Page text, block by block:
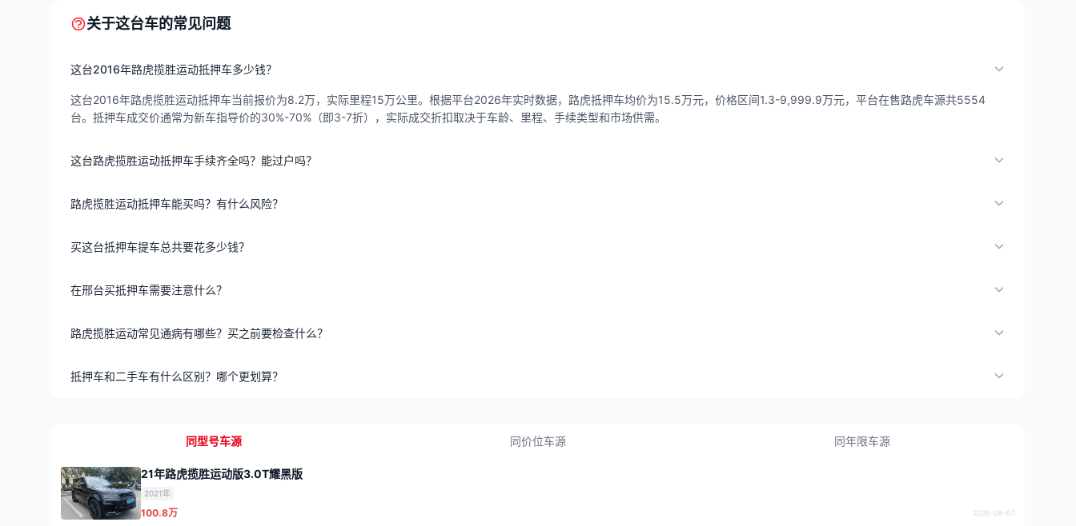
关于这台车的常见问题
这台2016年路虎揽胜运动抵押车多少钱？
这台2016年路虎揽胜运动抵押车当前报价为8.2万，实际里程15万公里。根据平台2026年实时数据，路虎抵押车均价为15.5万元，价格区间1.3-9,999.9万元，平台在售路虎车源共5554
台。抵押车成交价通常为新车指导价的30%-70%（即3-7折），实际成交折扣取决于车龄、里程、手续类型和市场供需。
这台路虎揽胜运动抵押车手续齐全吗？能过户吗？
路虎揽胜运动抵押车能买吗？有什么风险？
买这台抵押车提车总共要花多少钱？
在邢台买抵押车需要注意什么？
路虎揽胜运动常见通病有哪些？买之前要检查什么？
抵押车和二手车有什么区别？哪个更划算？
同型号车源 同价位车源 同年限车源
21年路虎揽胜运动版3.0T耀黑版
2021年
100.8万 2026-08-07